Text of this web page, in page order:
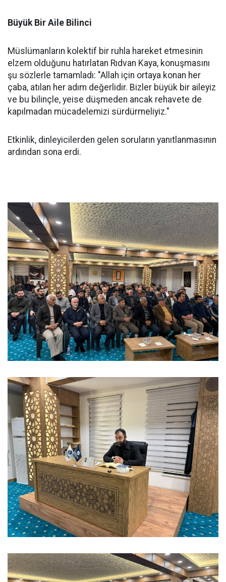
Büyük Bir Aile Bilinci
Müslümanların kolektif bir ruhla hareket etmesinin
elzem olduğunu hatırlatan Rıdvan Kaya, konuşmasını
şu sözlerle tamamladı: "Allah için ortaya konan her
çaba, atılan her adım değerlidir. Bizler büyük bir aileyiz
ve bu bilinçle, yeise düşmeden ancak rehavete de
kapılmadan mücadelemizi sürdürmeliyiz."
Etkinlik, dinleyicilerden gelen soruların yanıtlanmasının
ardından sona erdi.